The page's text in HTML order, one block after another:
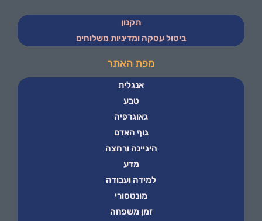
תקנון
ביטול עסקה ומדיניות משלוחים
מפת האתר
אנגלית
טבע
גאוגרפיה
גוף האדם
היגיינה ורחצה
מדע
למידה ועבודה
מונטסורי
זמן משפחה